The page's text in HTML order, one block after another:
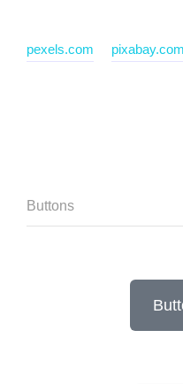
pexels.com pixabay.com
Buttons